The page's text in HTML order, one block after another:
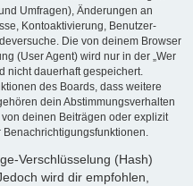
Umfragen), Änderungen an
Kontoaktivierung, Benutzer-
Die von deinem Browser
(User Agent) wird nur in der „Wer
nicht dauerhaft gespeichert.
des Boards, dass weitere
dein Abstimmungsverhalten
deinen Beiträgen oder explizit
Verschlüsselung (Hash)
wird dir empfohlen,